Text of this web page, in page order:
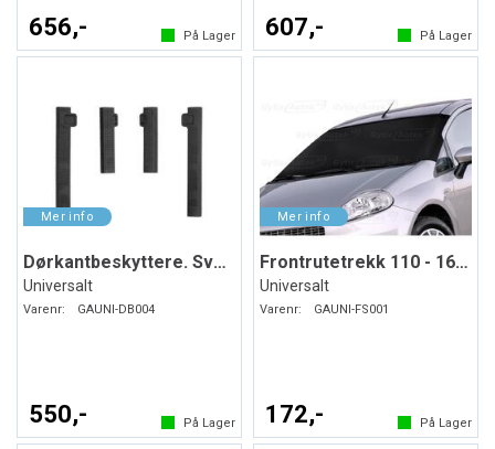
656,- På Lager 607,- På Lager
Dørkantbeskyttere. Svart. Myk plast
Universalt
Varenr: GAUNI-DB004
550,- På Lager
Frontrutetrekk 110 - 160 x 75 cm
Universalt
Varenr: GAUNI-FS001
172,- På Lager